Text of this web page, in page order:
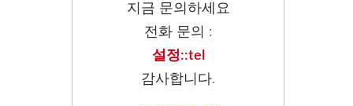
지금 문의하세요
전화 문의 :
설정::tel
감사합니다.